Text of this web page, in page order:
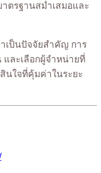
ตรฐานสม่ำเสมอและ
เป็นปัจจัยสำคัญ การ
และเลือกผู้จำหน่ายที่
นใจที่คุ้มค่าในระยะ